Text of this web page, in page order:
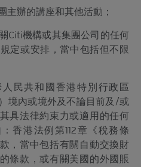
主辦的講座和其他活動；
Citi機構或其集團公司的任何
定或安排，當中包括但不限
民共和國香港特別行政區
境內或境外及不論目前及/或
具法律約束力或適用的任何
香港法例第112章《稅務條
，當中包括有關自動交換財
條款，或有關美國的外國賬